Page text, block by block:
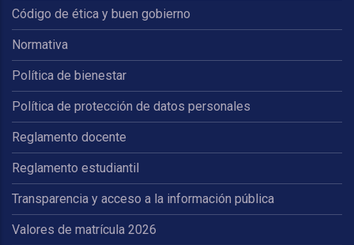
Código de ética y buen gobierno
Normativa
Política de bienestar
Política de protección de datos personales
Reglamento docente
Reglamento estudiantil
Transparencia y acceso a la información pública
Valores de matrícula 2026